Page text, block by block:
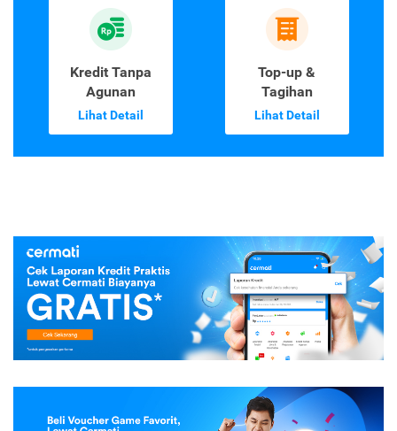
Kredit Tanpa
Agunan
Lihat Detail
Top-up &
Tagihan
Lihat Detail